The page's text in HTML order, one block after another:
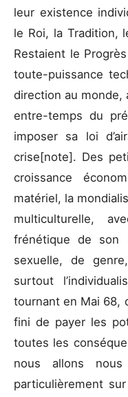
leur existence
le Roi, la Tradition,
Restaient le
toute-puissance
direction au monde,
entre-temps du
imposer sa loi
crise[note]. Des
croissance
matériel, la
multiculturelle,
frénétique de son
sexuelle, de
surtout
tournant en Mai 68,
fini de payer les
toutes les
nous allons
particulièrement